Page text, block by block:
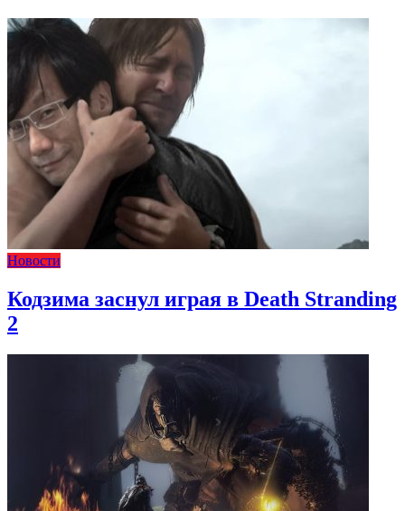
Новости
Кодзима заснул играя в Death Stranding
2